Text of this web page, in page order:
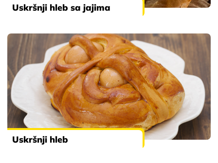
Uskršnji hleb sa jajima
Uskršnji hleb